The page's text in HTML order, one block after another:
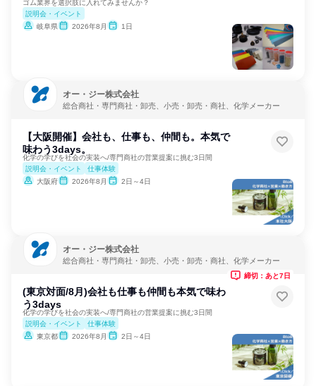
ゴム業界を選択肢に入れてみませんか？
説明会・イベント
岐阜県
2026年8月 1日
オー・ジー株式会社
総合商社・専門商社・卸売、小売・卸売・商社、化学メーカー
【大阪開催】会社も、仕事も、仲間も。本気で
味わう3days。
化学の学びを社会の実装へ/専門商社の営業提案に挑む3日間
説明会・イベント
仕事体験
大阪府
2026年8月 2日～4日
オー・ジー株式会社
総合商社・専門商社・卸売、小売・卸売・商社、化学メーカー
(東京対面/8月)会社も仕事も仲間も本気で味わ
う3days
化学の学びを社会の実装へ/専門商社の営業提案に挑む3日間
説明会・イベント
仕事体験
東京都
2026年8月 2日～4日
締切：あと7日